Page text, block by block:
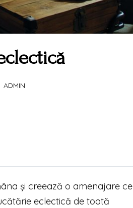
ADMIN
și creează o amenajare ce
eclectică de toată